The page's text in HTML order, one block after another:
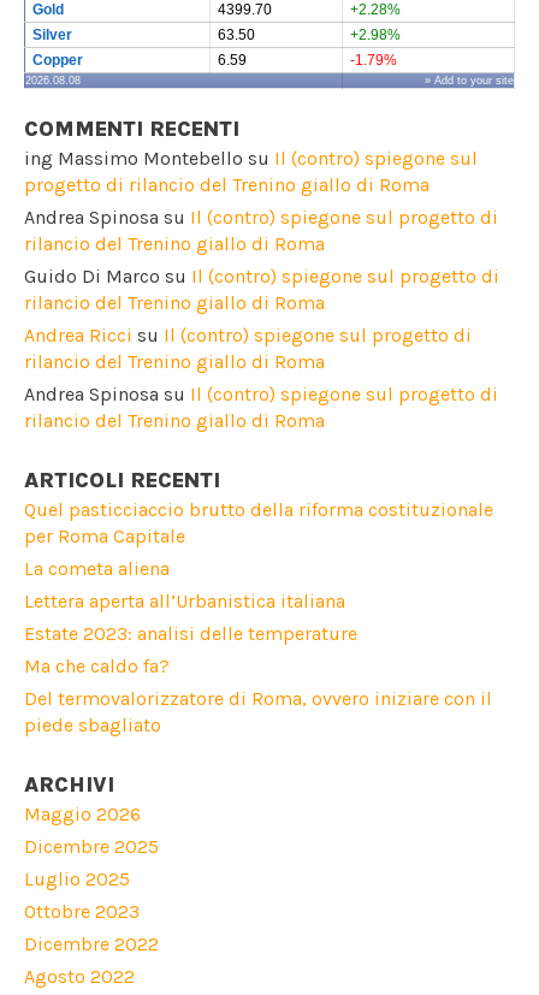
Gold
4399.70
+2.28%
Silver
63.50
+2.98%
Copper
6.59 -1.79%
2026.08.08 » Add to your site
COMMENTI RECENTI
ing Massimo Montebello su Il (contro) spiegone sul
progetto di rilancio del Trenino giallo di Roma
Andrea Spinosa su Il (contro) spiegone sul progetto di
rilancio del Trenino giallo di Roma
Guido Di Marco su Il (contro) spiegone sul progetto di
rilancio del Trenino giallo di Roma
Andrea Ricci su Il (contro) spiegone sul progetto di
rilancio del Trenino giallo di Roma
Andrea Spinosa su Il (contro) spiegone sul progetto di
rilancio del Trenino giallo di Roma
ARTICOLI RECENTI
Quel pasticciaccio brutto della riforma costituzionale
per Roma Capitale
La cometa aliena
Lettera aperta all’Urbanistica italiana
Estate 2023: analisi delle temperature
Ma che caldo fa?
Del termovalorizzatore di Roma, ovvero iniziare con il
piede sbagliato
ARCHIVI
Maggio 2026
Dicembre 2025
Luglio 2025
Ottobre 2023
Dicembre 2022
Agosto 2022